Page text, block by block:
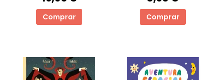
Comprar Comprar